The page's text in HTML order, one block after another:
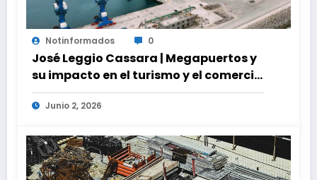
Notinformados 0
José Leggio Cassara | Megapuertos y
su impacto en el turismo y el comercio
global
Junio 2, 2026